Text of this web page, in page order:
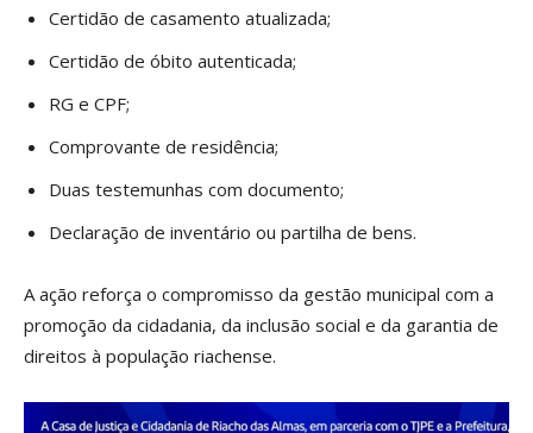
Certidão de casamento atualizada;
Certidão de óbito autenticada;
RG e CPF;
Comprovante de residência;
Duas testemunhas com documento;
Declaração de inventário ou partilha de bens.
A ação reforça o compromisso da gestão municipal com a
promoção da cidadania, da inclusão social e da garantia de
direitos à população riachense.